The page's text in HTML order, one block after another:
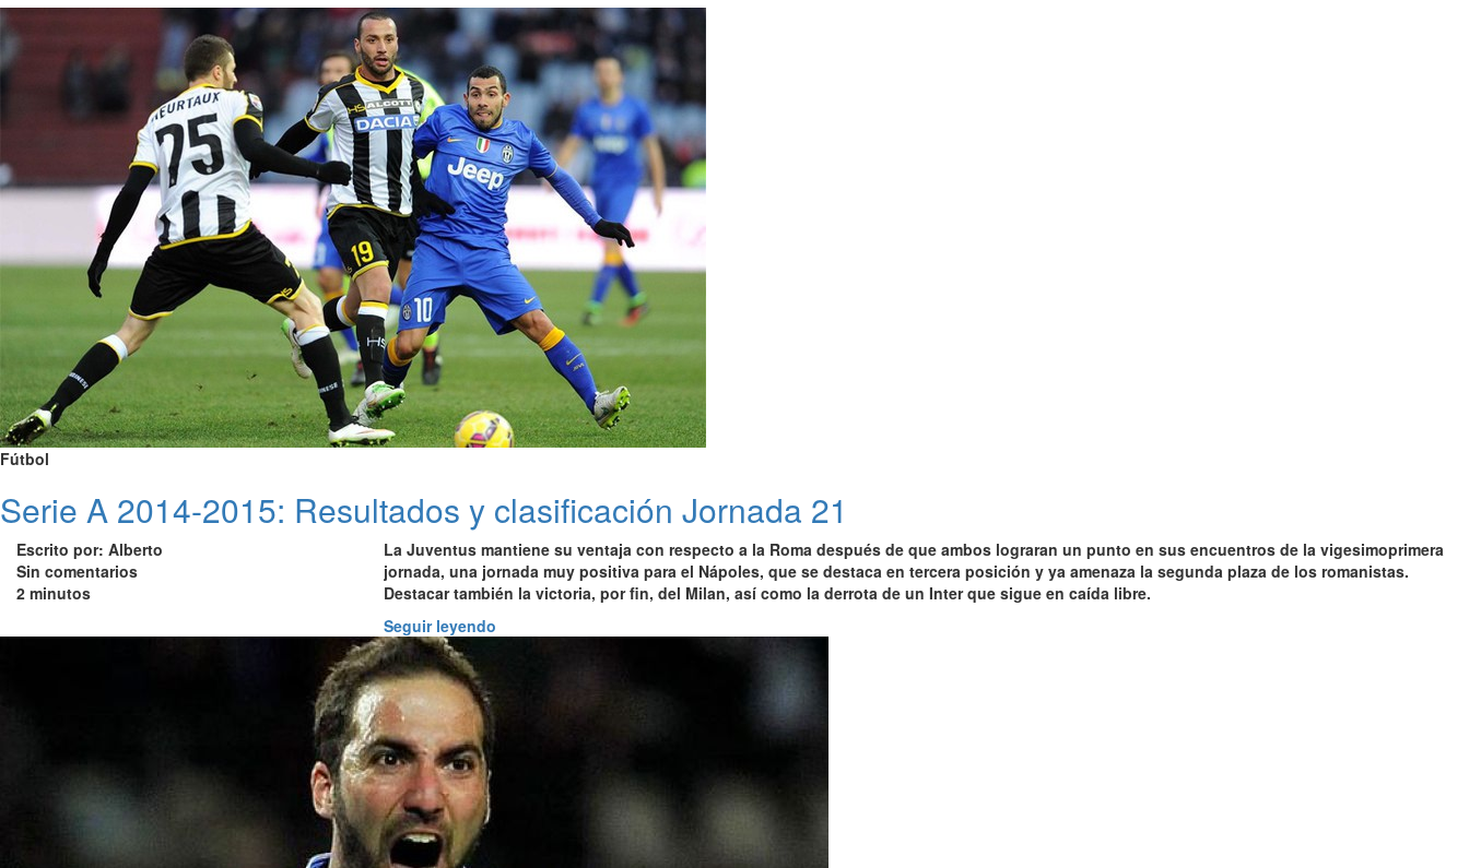
Fútbol
Serie A 2014-2015: Resultados y clasificación Jornada 21
Escrito por: Alberto
Sin comentarios
2 minutos
La Juventus mantiene su ventaja con respecto a la Roma después de que ambos lograran un punto en sus encuentros de la vigesimoprimera
jornada, una jornada muy positiva para el Nápoles, que se destaca en tercera posición y ya amenaza la segunda plaza de los romanistas.
Destacar también la victoria, por fin, del Milan, así como la derrota de un Interque sigue en caída libre.
Seguir leyendo